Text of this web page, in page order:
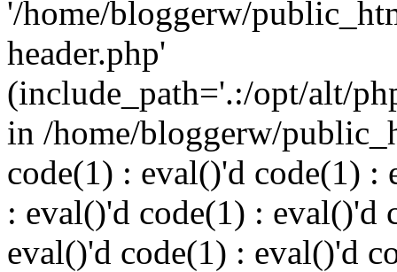
'/home/bloggerw/
header.php'
(include_path='.:/opt/alt/
in /home/bloggerw/
code(1) : eval()'d code(1) :
: eval()'d code(1) : eval()'d
eval()'d code(1) : eval()'d